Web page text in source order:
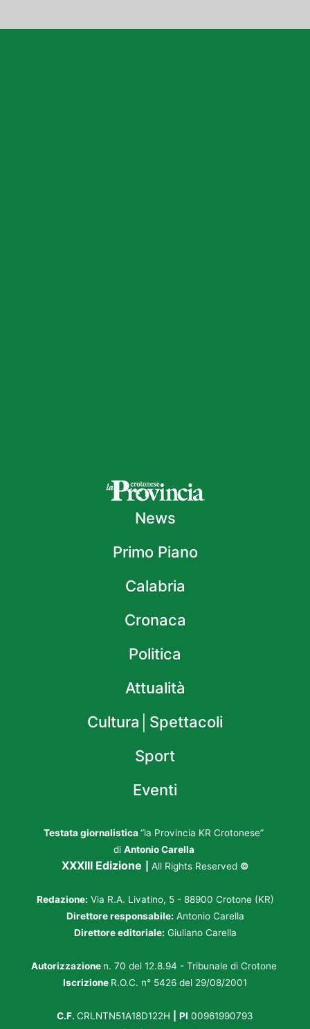
News
Primo Piano
Calabria
Cronaca
Politica
Attualità
Cultura│Spettacoli
Sport
Eventi
Testata giornalistica “la Provincia KR Crotonese”
di Antonio Carella
XXXIII Edizione All Rights Reserved ©
Redazione: Via R.A. Livatino, 5 - 88900 Crotone (KR)
Direttore responsabile: Antonio Carella
Direttore editoriale: Giuliano Carella
Autorizzazione n. 70 del 12.8.94 - Tribunale di Crotone
Iscrizione R.O.C. n° 5426 del 29/08/2001
C.F. CRLNTN51A18D122H PI 00961990793